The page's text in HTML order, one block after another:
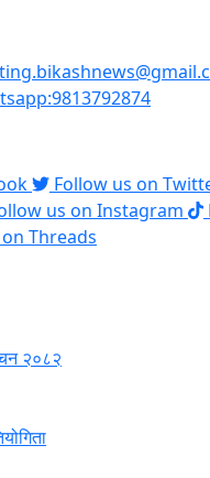
Follow us on
us on Instagram
Threads
२०८२